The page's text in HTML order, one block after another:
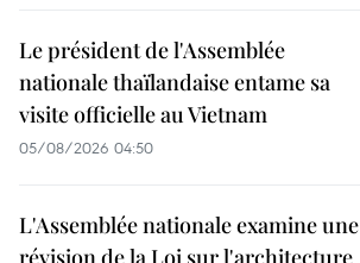
Le président de l'Assemblée
nationale thaïlandaise entame sa
visite officielle au Vietnam
05/08/2026 04:50
L'Assemblée nationale examine une